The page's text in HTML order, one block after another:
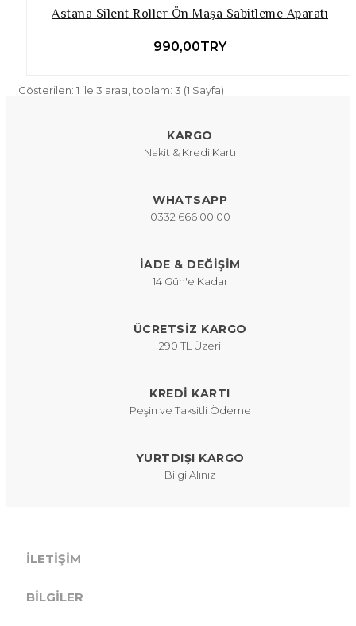
Astana Silent Roller Ön Maşa Sabitleme Aparatı
990,00TRY
Gösterilen: 1 ile 3 arası, toplam: 3 (1 Sayfa)
KARGO
Nakit & Kredi Kartı
WHATSAPP
0332 666 00 00
İADE & DEĞİŞİM
14 Gün'e Kadar
ÜCRETSİZ KARGO
290 TL Üzeri
KREDİ KARTI
Peşin ve Taksitli Ödeme
YURTDIŞI KARGO
Bilgi Alınız
İLETIŞIM
BILGILER